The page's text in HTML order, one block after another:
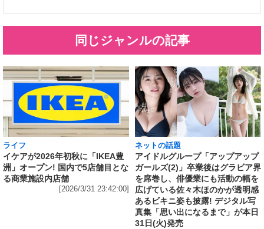
同じジャンルの記事
ライフ
イケアが2026年初秋に「IKEA豊
洲」オープン! 国内で5店舗目とな
る商業施設内店舗
[2026/3/31 23:42:00]
ネットの話題
アイドルグループ「アップアップ
ガールズ(2)」卒業後はグラビア界
を席巻し、俳優業にも活動の幅を
広げている佐々木ほのかが透明感
あるビキニ姿も披露! デジタル写
真集「思い出になるまで」が本日
31日(火)発売